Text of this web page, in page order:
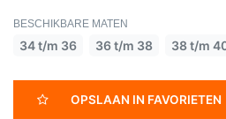
BESCHIKBARE MATEN
34 t/m 36 36 t/m 38 38 t/m
OPSLAAN IN FAVORIETEN